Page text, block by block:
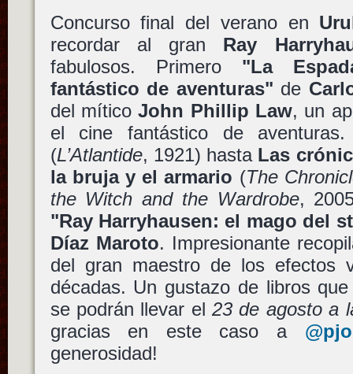
Concurso final del verano en
recordar al gran Ray
fabulosos. Primero "La
fantástico de aventuras" de
del míticoJohn Phillip Law, un
el cine fantástico de
(L’Atlantide, 1921) hasta Las
la bruja y el armario (The
the Witch and the Wardrobe,
"Ray Harryhausen: el mago del
Díaz Maroto. Impresionante
del gran maestro de los efectos
décadas. Un gustazo de libros
se podrán llevar el23 de agosto a
gracias en este caso a
generosidad!